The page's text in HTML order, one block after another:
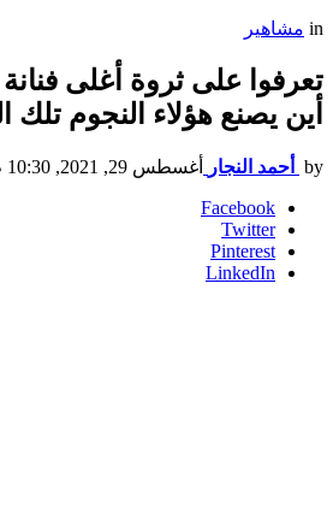
in مشاهير
تعرفوا على ثروة أغلى
أين يصنع هؤلاء النجوم تلك
by أحمد النجار أغسطس 29, 2021, 10:30 م
Facebook
Twitter
Pinterest
LinkedIn